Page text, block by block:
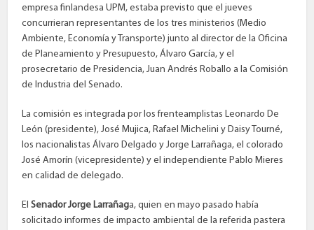
empresa finlandesa UPM, estaba previsto que el jueves
concurrieran representantes de los tres ministerios (Medio
Ambiente, Economía y Transporte) junto al director de la Oficina
de Planeamiento y Presupuesto, Álvaro García, y el
prosecretario de Presidencia, Juan Andrés Roballo a la Comisión
de Industria del Senado.
La comisión es integrada por los frenteamplistas Leonardo De
León (presidente), José Mujica, Rafael Michelini y Daisy Tourné,
los nacionalistas Álvaro Delgado y Jorge Larrañaga, el colorado
José Amorín (vicepresidente) y el independiente Pablo Mieres
en calidad de delegado.
ElSenador Jorge Larrañaga, quien en mayo pasado había
solicitado informes de impacto ambiental de la referida pastera